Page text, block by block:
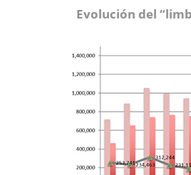
Evolución del